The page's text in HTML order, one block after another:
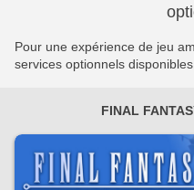
Pour une expérience de jeu
services optionnels disponibles.
FINAL